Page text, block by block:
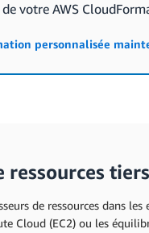
votre AWS
personnalisée
de ressources dans
Cloud (EC2) ou les